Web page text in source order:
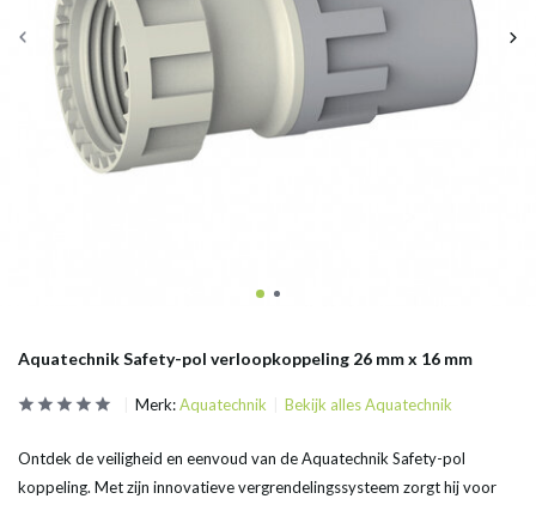
Aquatechnik Safety-pol verloopkoppeling 26 mm x 16 mm
Merk:Aquatechnik Bekijk alles Aquatechnik
Ontdek de veiligheid en eenvoud van de Aquatechnik Safety-pol
koppeling. Met zijn innovatieve vergrendelingssysteem zorgt hij voor